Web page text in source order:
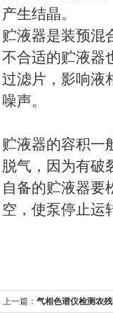
产生结晶。
贮液器是装预混
不合适的贮液器
过滤片，影响液
噪声。
贮液器的容积一
脱气，因为有破
自备的贮液器要
空，使泵停止运
上一篇： 气相色谱仪检测农